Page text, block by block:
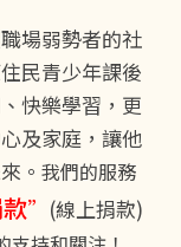
場弱勢者的社
民青少年課後
快樂學習，更
及家庭，讓他
。 我們的服務
” (線上捐款)